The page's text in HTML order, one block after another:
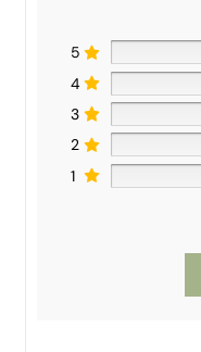
5
4
3
2
1